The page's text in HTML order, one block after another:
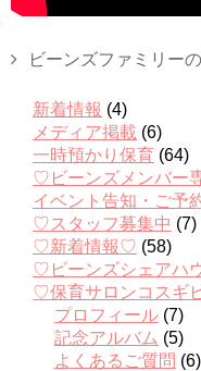
ビーンズファミリー
新着情報 (4)
メディア掲載 (6)
一時預かり保育 (64)
♡ビーンズメンバー
イベント告知・ご予
♡スタッフ募集中 (7)
♡新着情報♡ (58)
♡ビーンズシェアハ
♡保育サロンコスギ
プロフィール (7)
記念アルバム (5)
よくあるご質問 (6)